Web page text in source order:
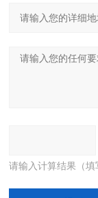
请输入计算结果（